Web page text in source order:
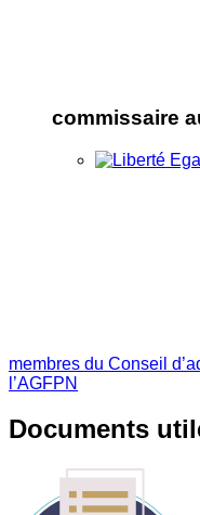
commissaire
membres du Conseil
l’AGFPN
Documents